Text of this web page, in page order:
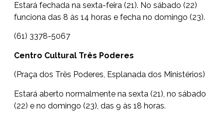
Estará fechada na sexta-feira (21). No sábado (22)
funciona das 8 às 14 horas e fecha no domingo (23).
(61) 3378-5067
Centro Cultural Três Poderes
(Praça dos Três Poderes, Esplanada dos Ministérios)
Estará aberto normalmente na sexta (21), no sábado
(22) e no domingo (23), das 9 às 18 horas.